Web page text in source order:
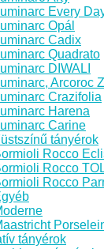
Every
Opál
Cadix
Quadrato
DIWALI
Arcoroc
Crazifolia
Harena
Carine
tányérok
Rocco
Rocco
Rocco
tányérok